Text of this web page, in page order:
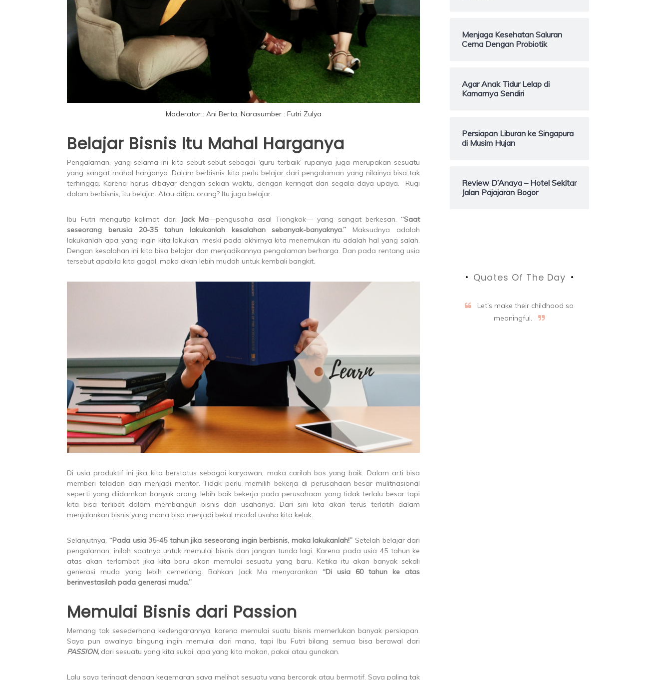
Moderator : Ani Berta, Narasumber : Futri Zulya
Belajar Bisnis Itu Mahal Harganya
Pengalaman, yang selama ini kita sebut-sebut sebagai ‘guru terbaik’ rupanya juga merupakan sesuatu
yang sangat mahal harganya. Dalam berbisnis kita perlu belajar dari pengalaman yang nilainya bisa tak
terhingga. Karena harus dibayar dengan sekian waktu, dengan keringat dan segala daya upaya. Rugi
dalam berbisnis, itu belajar. Atau ditipu orang? Itu juga belajar.
Ibu Futri mengutip kalimat dari Jack Ma—pengusaha asal Tiongkok— yang sangat berkesan.“Saat
seseorang berusia 20-35 tahun lakukanlah kesalahan sebanyak-banyaknya.” Maksudnya adalah
lakukanlah apa yang ingin kita lakukan, meski pada akhirnya kita menemukan itu adalah hal yang salah.
Dengan kesalahan ini kita bisa belajar dan menjadikannya pengalaman berharga. Dan pada rentang usia
tersebut apabila kita gagal, maka akan lebih mudah untuk kembali bangkit.
Di usia produktif ini jika kita berstatus sebagai karyawan, maka carilah bos yang baik. Dalam arti bisa
memberi teladan dan menjadi mentor. Tidak perlu memilih bekerja di perusahaan besar mulitnasional
seperti yang diidamkan banyak orang, lebih baik bekerja pada perusahaan yang tidak terlalu besar tapi
kita bisa terlibat dalam membangun bisnis dan usahanya. Dari sini kita akan terus terlatih dalam
menjalankan bisnis yang mana bisa menjadi bekal modal usaha kita kelak.
Selanjutnya,“Pada usia 35-45 tahun jika seseorang ingin berbisnis, maka lakukanlah!” Setelah belajar dari
pengalaman, inilah saatnya untuk memulai bisnis dan jangan tunda lagi. Karena pada usia 45 tahun ke
atas akan terlambat jika kita baru akan memulai sesuatu yang baru. Ketika itu akan banyak sekali
generasi muda yang lebih cemerlang. Bahkan Jack Ma menyarankan “Di usia 60 tahun ke atas
berinvestasilah pada generasi muda.”
Memulai Bisnis dari Passion
Memang tak sesederhana kedengarannya, karena memulai suatu bisnis memerlukan banyak persiapan.
Saya pun awalnya bingung ingin memulai dari mana, tapi Ibu Futri bilang semua bisa berawal dari
PASSION,dari sesuatu yang kita sukai, apa yang kita makan, pakai atau gunakan.
Lalu saya teringat dengan kegemaran saya melihat sesuatu yang bercorak atau bermotif. Saya paling tak
Menjaga Kesehatan Saluran
Cerna Dengan Probiotik
Agar Anak Tidur Lelap di
Kamarnya Sendiri
Persiapan Liburan ke Singapura
di Musim Hujan
Review D’Anaya – Hotel Sekitar
Jalan Pajajaran Bogor
Quotes Of The Day
Let's make their childhood so
meaningful.